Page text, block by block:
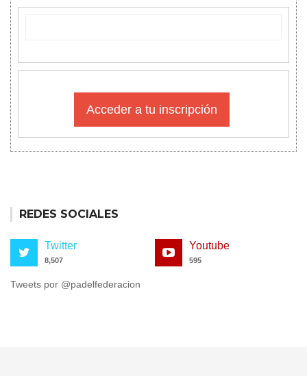
Acceder a tu inscripción
REDES SOCIALES
Twitter
8,507
Youtube
595
Tweets por @padelfederacion